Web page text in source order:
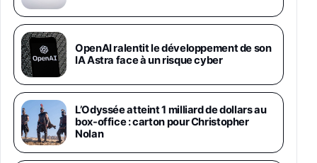
1019€
Galaxy S26 Ultra 512 Go Bleu
1019€1399€Fnac (Vendeur Tiers)
Galaxy S26 Ultra 256 Go Violet
892€1199€Fnac (Vendeur Tiers)
Philips SHK2000BL - Casque Enfant - Bleu &
OpenAI ralentit le développement de son
IA Astra face à un risque cyber
L’Odyssée atteint 1 milliard de dollars au
box-office : carton pour Christopher
Nolan